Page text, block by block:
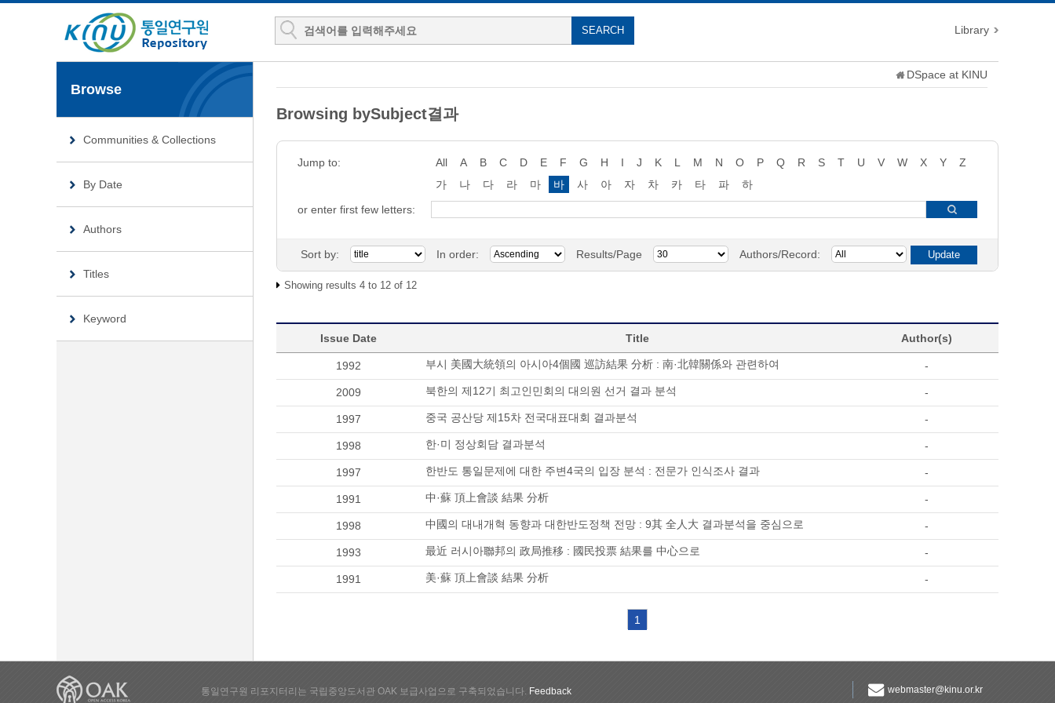
Library
Browse
Communities & Collections
By Date
Authors
Titles
Keyword
DSpace at KINU
Browsing bySubject결과
Jump to: All A B C D E F G H I J K L M N O P Q R S T U V W X Y
Z
가
나 다 라 마 바 사 아 자 차 카 타 파
하
or enter first few letters:
Sort by: In order: Results/Page Authors/Record:
Showing results 4 to 12 of 12
Issue Date Title Author(s)
1992 부시 美國大統領의 아시아4個國 巡訪結果 分析 : 南·北韓關係와 관련하여 -
2009 북한의 제12기 최고인민회의 대의원 선거 결과 분석 -
1997 중국 공산당 제15차 전국대표대회 결과분석 -
1998 한·미 정상회담 결과분석 -
1997 한반도 통일문제에 대한 주변4국의 입장 분석 : 전문가 인식조사 결과 -
1991 中·蘇 頂上會談 結果 分析 -
1998 中國의 대내개혁 동향과 대한반도정책 전망 : 9其 全人大 결과분석을 중심으로 -
1993 最近 러시아聯邦의 政局推移 : 國民投票 結果를 中心으로 -
1991 美·蘇 頂上會談 結果 分析 -
1
webmaster@kinu.or.kr
통일연구원 리포지터리는 국립중앙도서관 OAK 보급사업으로 구축되었습니다. Feedback